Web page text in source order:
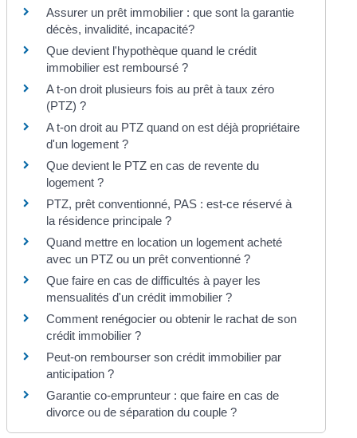
Assurer un prêt immobilier : que sont la garantie
décès, invalidité, incapacité?
Que devient l'hypothèque quand le crédit
immobilier est remboursé ?
A t-on droit plusieurs fois au prêt à taux zéro
(PTZ) ?
A t-on droit au PTZ quand on est déjà propriétaire
d'un logement ?
Que devient le PTZ en cas de revente du
logement ?
PTZ, prêt conventionné, PAS : est-ce réservé à
la résidence principale ?
Quand mettre en location un logement acheté
avec un PTZ ou un prêt conventionné ?
Que faire en cas de difficultés à payer les
mensualités d'un crédit immobilier ?
Comment renégocier ou obtenir le rachat de son
crédit immobilier ?
Peut-on rembourser son crédit immobilier par
anticipation ?
Garantie co-emprunteur : que faire en cas de
divorce ou de séparation du couple ?